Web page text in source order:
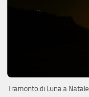
Tramonto di Luna a Natale